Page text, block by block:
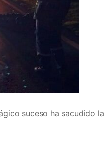
suceso ha sacudido